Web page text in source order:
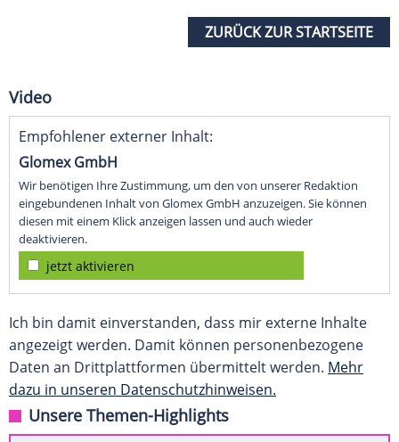
ZURÜCK ZUR STARTSEITE
Video
Empfohlener externer Inhalt:
Glomex GmbH
Wir benötigen Ihre Zustimmung, um den von unserer Redaktion
eingebundenen Inhalt von Glomex GmbH anzuzeigen. Sie können
diesen mit einem Klick anzeigen lassen und auch wieder
deaktivieren.
jetzt aktivieren
Ich bin damit einverstanden, dass mir externe Inhalte
angezeigt werden. Damit können personenbezogene
Daten an Drittplattformen übermittelt werden. Mehr
dazu in unseren Datenschutzhinweisen.
Unsere Themen-Highlights